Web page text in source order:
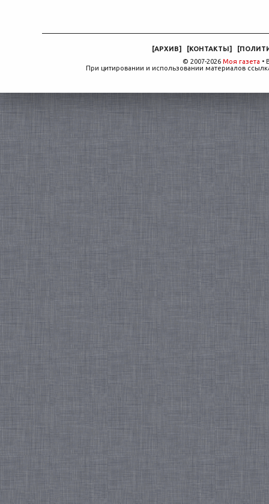
[АРХИВ] [КОНТАКТЫ] [
© 2007-2026 Моя газета •
При цитировании и использовании материалов